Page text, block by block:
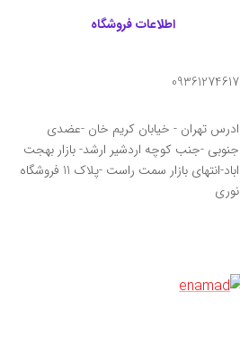
اطلاعات فروشگاه
09361274617
ادرس تهران - خیابان کریم خان -عضدی
جنوبی -جنب کوچه اردشیر ارشد- بازار بهجت
اباد-انتهای بازار سمت راست -پلاک 11 فروشگاه‌
نوری